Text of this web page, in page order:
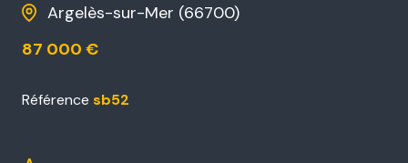
Argelès-sur-Mer (66700)
87 000 €
Référence sb52